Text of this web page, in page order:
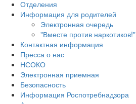
Отделения
Информация для родителей
Электронная очередь
"Вместе против наркотиков!"
Контактная информация
Пресса о нас
НСОКО
Электронная приемная
Безопасность
Информация Роспотребнадзора